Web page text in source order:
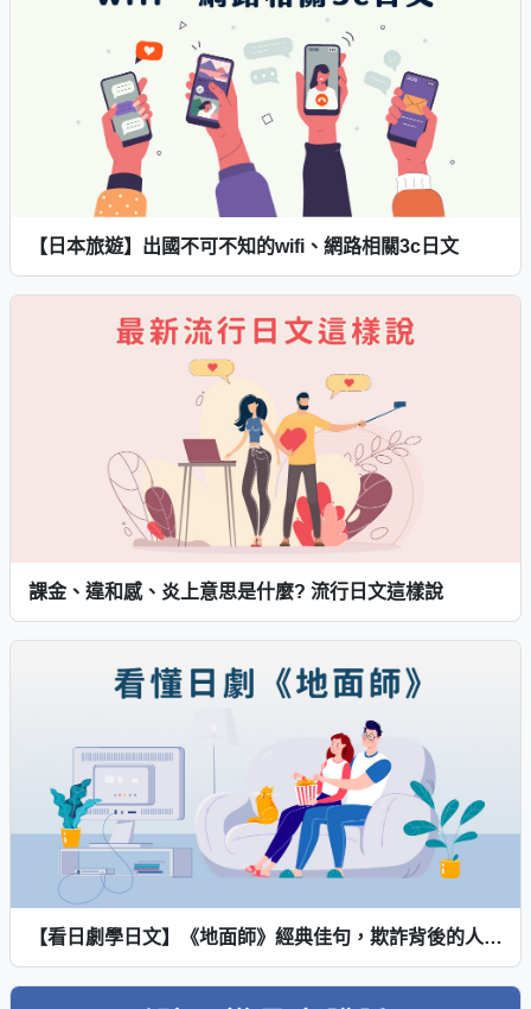
【日本旅遊】出國不可不知的wifi、網路相關3c日文
課金、違和感、炎上意思是什麼? 流行日文這樣說
【看日劇學日文】《地面師》經典佳句，欺詐背後的人間真實